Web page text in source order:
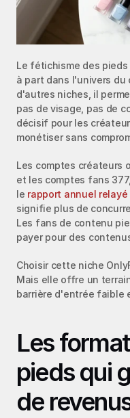
Le fétichisme des
à part dans l'univers
d'autres niches, il
pas de visage, pas de
décisif pour les
monétiser sans
Les comptes créateurs
et les comptes fans
le rapport annuel
signifie plus de
Les fans de contenu
payer pour des
Choisir cette niche
Mais elle offre un
barrière d'entrée faible
Les
pieds qui
de